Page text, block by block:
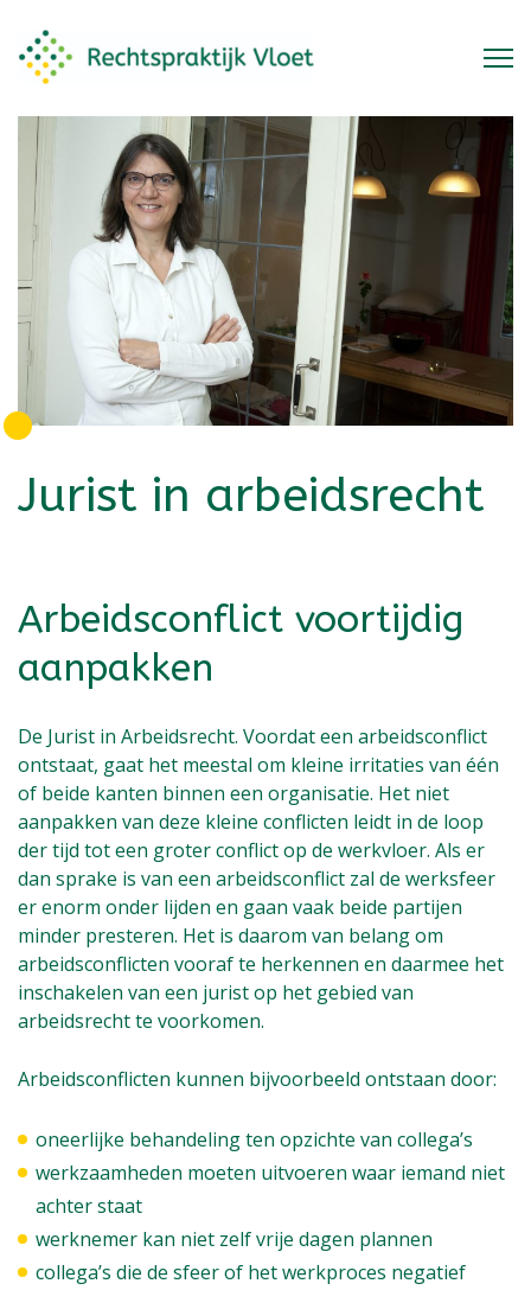
Jurist in arbeidsrecht
Arbeidsconflict voortijdig
aanpakken
De Jurist in Arbeidsrecht. Voordat een arbeidsconflict
ontstaat, gaat het meestal om kleine irritaties van één
of beide kanten binnen een organisatie. Het niet
aanpakken van deze kleine conflicten leidt in de loop
der tijd tot een groter conflict op de werkvloer. Als er
dan sprake is van een arbeidsconflict zal de werksfeer
er enorm onder lijden en gaan vaak beide partijen
minder presteren. Het is daarom van belang om
arbeidsconflicten vooraf te herkennen en daarmee het
inschakelen van een jurist op het gebied van
arbeidsrecht te voorkomen.
Arbeidsconflicten kunnen bijvoorbeeld ontstaan door:
oneerlijke behandeling ten opzichte van collega’s
werkzaamheden moeten uitvoeren waar iemand niet
achter staat
werknemer kan niet zelf vrije dagen plannen
collega’s die de sfeer of het werkproces negatief